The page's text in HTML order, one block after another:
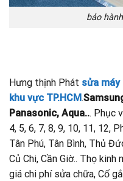
bảo
Hưng thịnh Phát sửa
khu vực TP.HCM.
Panasonic, Aqua... Phục
4, 5, 6, 7, 8, 9, 10, 11, 12,
Tân Phú, Tân Bình, Thủ
Củ Chi, Cần Giờ.. Thọ
giá chi phí sửa chữa, Cố